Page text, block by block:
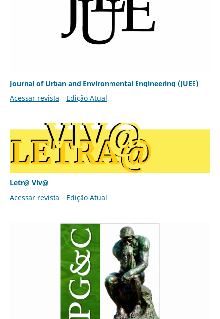
Journal of Urban and Environmental Engineering (JUEE)
Acessar revista
Edição Atual
Letr@ Viv@
Acessar revista
Edição Atual